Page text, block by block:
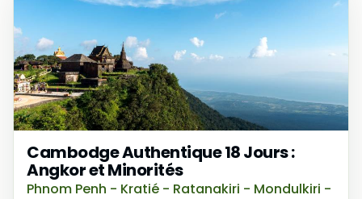
Cambodge Authentique 18 Jours :
Angkor et Minorités
Phnom Penh - Kratié - Ratanakiri - Mondulkiri -